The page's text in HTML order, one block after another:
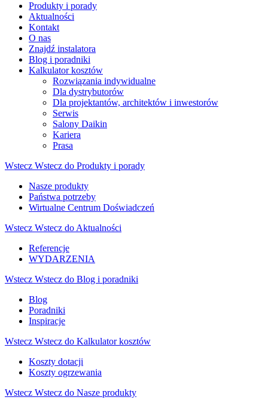
Produkty i porady
Aktualności
Kontakt
O nas
Znajdź instalatora
Blog i poradniki
Kalkulator kosztów
Rozwiązania indywidualne
Dla dystrybutorów
Dla projektantów, architektów i inwestorów
Serwis
Salony Daikin
Kariera
Prasa
Wstecz Wstecz do Produkty i porady
Nasze produkty
Państwa potrzeby
Wirtualne Centrum Doświadczeń
Wstecz Wstecz do Aktualności
Referencje
WYDARZENIA
Wstecz Wstecz do Blog i poradniki
Blog
Poradniki
Inspiracje
Wstecz Wstecz do Kalkulator kosztów
Koszty dotacji
Koszty ogrzewania
Wstecz Wstecz do Nasze produkty